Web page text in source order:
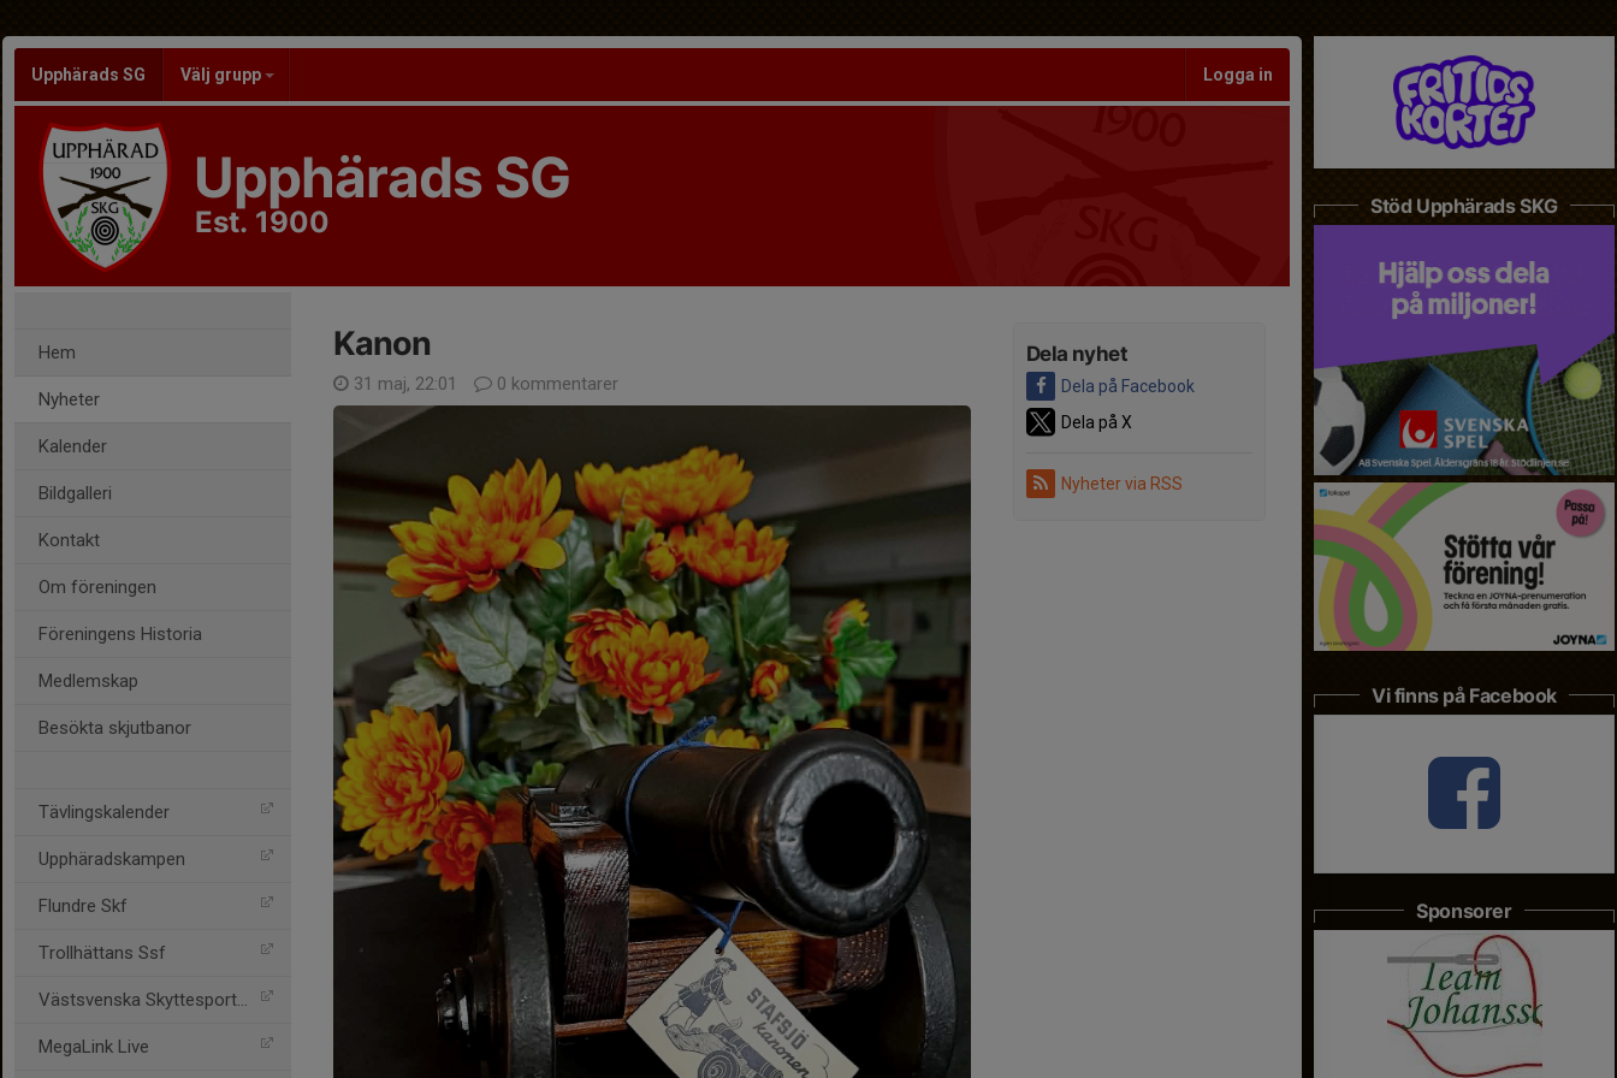
Upphärads SG Välj grupp Logga in
Upphärads SG
Est. 1900
Hem
Nyheter
Kalender
Bildgalleri
Kontakt
Om föreningen
Föreningens Historia
Medlemskap
Besökta skjutbanor
Tävlingskalender
Upphäradskampen
Flundre Skf
Trollhättans Ssf
Västsvenska Skyttesportfö
MegaLink Live
Dela nyhet
Dela på Facebook
Dela på X
Nyheter via RSS
Kanon
31 maj, 22:01 0 kommentarer
Stöd Upphärads SKG
Vi finns på Facebook
Sponsorer